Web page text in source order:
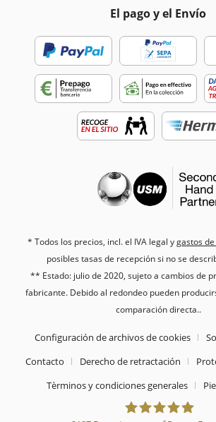
El pago y el Envío
* Todos los precios, incl. el IVA legal ygastos
posibles tasas de recepción si no se
** Estado: julio de 2020, sujeto a cambios de
fabricante. Debido al redondeo pueden
comparación directa..
Configuración de archivos de cookies
Contacto
Derecho de retractación
Tèrminos y condiciones generales